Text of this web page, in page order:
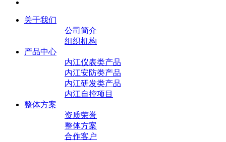
关于我们
公司简介
组织机构
产品中心
内江仪表类产品
内江安防类产品
内江研发类产品
内江自控项目
整体方案
资质荣誉
整体方案
合作客户